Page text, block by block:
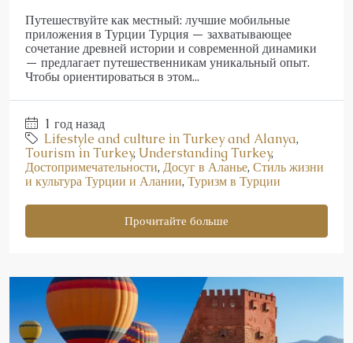
Путешествуйте как местный: лучшие мобильные
приложения в Турции Турция — захватывающее
сочетание древней истории и современной динамики
— предлагает путешественникам уникальный опыт.
Чтобы ориентироваться в этом...
1 год назад
Lifestyle and culture in Turkey and Alanya,
Tourism in Turkey, Understanding Turkey,
Достопримечательности, Досуг в Аланье, Стиль жизни
и культура Турции и Алании, Туризм в Турции
Прочитайте больше